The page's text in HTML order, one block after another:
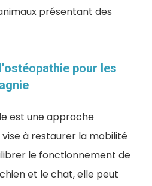
présentant des
pour les
est une approche
à restaurer la mobilité
le fonctionnement de
et le chat, elle peut